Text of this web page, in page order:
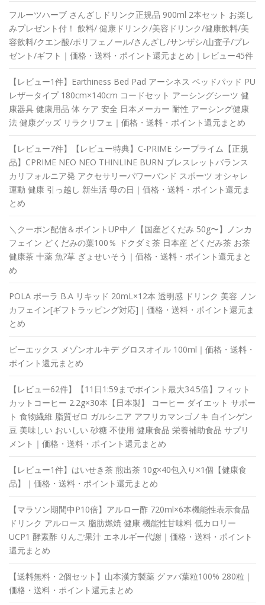
フルーツハーブ さんざしドリンク正規品 900ml 2本セット お楽し
みプレゼント付！ 飲料/ 健康ドリンク/美容ドリンク/健康飲料/美
容飲料/クエン酸/ポリフェノール/さんざし/サンザシ/山査子/プレ
ゼント/ギフト｜価格・送料・ポイント還元まとめ｜レビュー45件
【レビュー1件】Earthiness Bed Pad アーシネス ベッドパッド PU
レザータイプ 180cm×140cm コードセット アーシングシーツ 健
康器具 健康用品 体 ケア 安全 日本メーカー 耐性 アーシング健康
法 健康グッズ リラクリフェ｜価格・送料・ポイント還元まとめ
【レビュー7件】【レビュー特典】C-PRIME シープライム【正規
品】CPRIME NEO NEO THINLINE BURN ブレスレットバランス
カリフォルニア発 アクセサリーパワーバンド スポーツ オシャレ
運動 健康 引っ越し 新生活 母の日｜価格・送料・ポイント還元ま
とめ
＼クーポン配信＆ポイントUP中／【国産どくだみ 50g〜】ノンカ
フェイン どくだみの葉100％ ドクダミ茶 日本産 どくだみ茶 お茶
健康茶 十薬 魚?草 ぎょせいそう｜価格・送料・ポイント還元まと
め
POLA ポーラ B.A リキッド 20mL×12本 透明感 ドリンク 美容 ノン
カフェイン[ギフトラッピング対応]｜価格・送料・ポイント還元ま
とめ
ビーエックス メゾンオルキデ グロスオイル 100ml｜価格・送料・
ポイント還元まとめ
【レビュー62件】【11日1:59までポイント最大34.5倍】フィット
カットコーヒー 2.2g×30本【日本製】 コーヒー ダイエット サポー
ト 食物繊維 脂質ゼロ ガルシニア アフリカマンゴノキ 白インゲン
豆 美味しい おいしい 砂糖 不使用 健康食品 栄養補助食品 サプリ
メント｜価格・送料・ポイント還元まとめ
【レビュー1件】はいせき茶 煎出茶 10g×40包入り×1個【健康食
品】｜価格・送料・ポイント還元まとめ
【マラソン期間中P10倍】アルロー酢 720ml×6本機能性表示食品
ドリンク アルロース 脂肪燃焼 健康 機能性甘味料 低カロリー
UCP1 酵素酢 りんご果汁 エネルギー代謝｜価格・送料・ポイント
還元まとめ
【送料無料・2個セット】山本漢方製薬 グァバ葉粒100% 280粒｜
価格・送料・ポイント還元まとめ